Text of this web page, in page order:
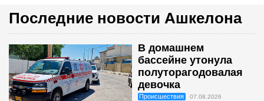
Последние новости Ашкелона
В домашнем
бассейне утонула
полуторагодовалая
девочка
Происшествия 07.08.2026